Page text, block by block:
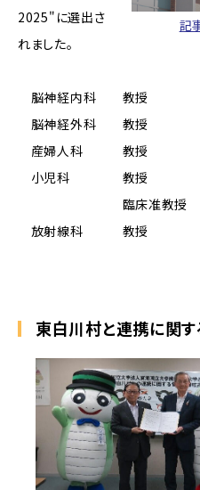
記
2025"に選出さ
れました。
脳神経内科 教授
脳神経外科 教授
産婦人科 教授 磯
小児科 教授 大
臨床准教授 小
放射線科 教授 松
東白川村と連携に関